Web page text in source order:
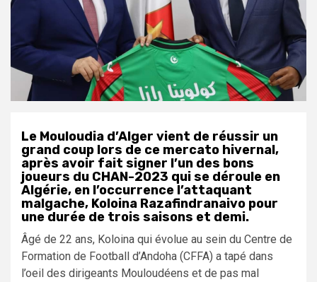
Le Mouloudia d’Alger vient de réussir un
grand coup lors de ce mercato hivernal,
après avoir fait signer l’un des bons
joueurs du CHAN-2023 qui se déroule en
Algérie, en l’occurrence l’attaquant
malgache, Koloina Razafindranaivo pour
une durée de trois saisons et demi.
Âgé de 22 ans, Koloina qui évolue au sein du Centre de
Formation de Football d’Andoha (CFFA) a tapé dans
l’oeil des dirigeants Mouloudéens et de pas mal